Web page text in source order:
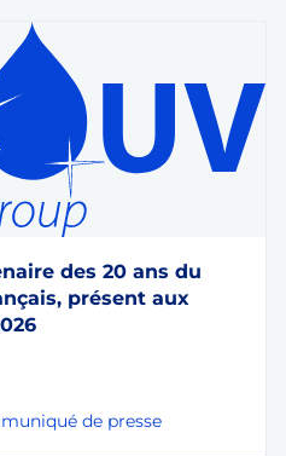
des 20 ans du
présent aux
de presse